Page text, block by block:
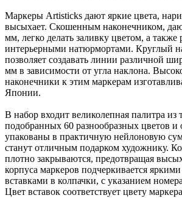
Маркеры Artisticks дают яркие цвета,
высыхает. Скошенным наконечником,
мм, легко делать заливку цветом, а также
интерьерными натюрмортами. Круглый
позволяет создавать линии различной
мм в зависимости от угла наклона.
наконечники к этим маркерам
Японии.
В набор входит великолепная палитра из
подобранных 60 разнообразных цветов
упакованы в практичную нейлоновую
станут отличным подарком художнику.
плотно закрываются, предотвращая
корпуса маркеров подчеркивается
вставками в колпачки, с указанием
Цвет вставок соответствует цвету